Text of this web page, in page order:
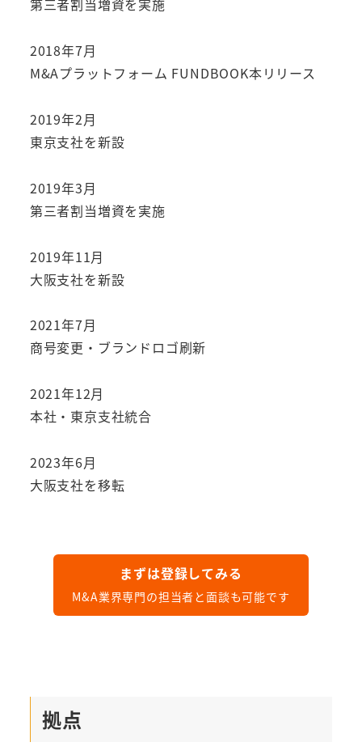
第三者割当増資を実施
2018年7月
M&Aプラットフォーム FUNDBOOK本リリース
2019年2月
東京支社を新設
2019年3月
第三者割当増資を実施
2019年11月
大阪支社を新設
2021年7月
商号変更・ブランドロゴ刷新
2021年12月
本社・東京支社統合
2023年6月
大阪支社を移転
まずは登録してみる
M&A業界専門の担当者と面談も可能です
拠点